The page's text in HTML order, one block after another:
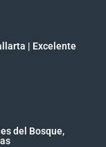
| Excelente
del Bosque,